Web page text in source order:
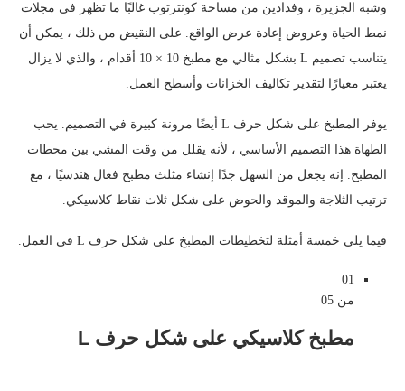
وشبه الجزيرة ، وفدادين من مساحة كونترتوب غالبًا ما تظهر في مجلات
نمط الحياة وعروض إعادة عرض الواقع. على النقيض من ذلك ، يمكن أن
يتناسب تصميم L بشكل مثالي مع مطبخ 10 × 10 أقدام ، والذي لا يزال
يعتبر معيارًا لتقدير تكاليف الخزانات وأسطح العمل.
يوفر المطبخ على شكل حرف L أيضًا مرونة كبيرة في التصميم. يحب
الطهاة هذا التصميم الأساسي ، لأنه يقلل من وقت المشي بين محطات
المطبخ. إنه يجعل من السهل جدًا إنشاء مثلث مطبخ فعال هندسيًا ، مع
ترتيب الثلاجة والموقد والحوض على شكل ثلاث نقاط كلاسيكي.
فيما يلي خمسة أمثلة لتخطيطات المطبخ على شكل حرف L في العمل.
01
من 05
مطبخ كلاسيكي على شكل حرف L